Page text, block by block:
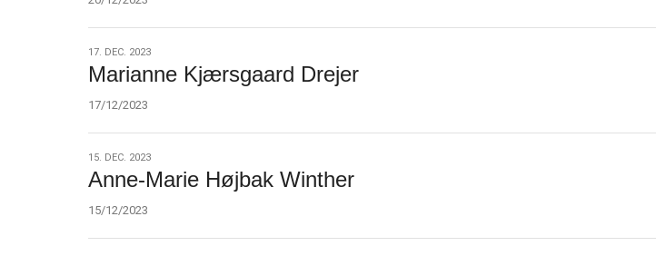
17.
dec.
17. DEC. 2023
Marianne Kjærsgaard Drejer
17/12/2023
15.
dec.
15. DEC. 2023
Anne-Marie Højbak Winther
15/12/2023